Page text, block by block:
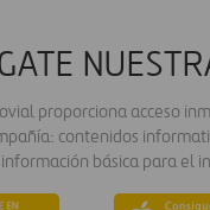
proporciona acceso
contenidos
básica para el